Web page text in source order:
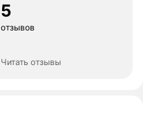
5
отзывов
Читать отзывы